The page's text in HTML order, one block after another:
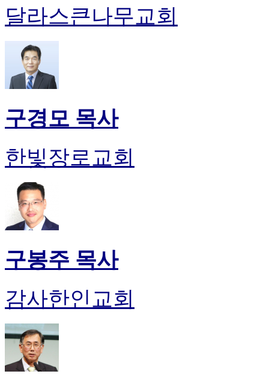
달라스큰나무교회
구경모 목사
한빛장로교회
구봉주 목사
감사한인교회